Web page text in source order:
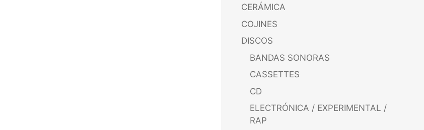
CERÁMICA
COJINES
DISCOS
BANDAS SONORAS
CASSETTES
CD
ELECTRÓNICA / EXPERIMENTAL /
RAP